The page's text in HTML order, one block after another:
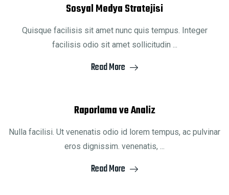
Sosyal Medya Stratejisi
Quisque facilisis sit amet nunc quis tempus. Integer
facilisis odio sit amet sollicitudin ...
Read More
Raporlama ve Analiz
Nulla facilisi. Ut venenatis odio id lorem tempus, ac pulvinar
eros dignissim. venenatis, ...
Read More